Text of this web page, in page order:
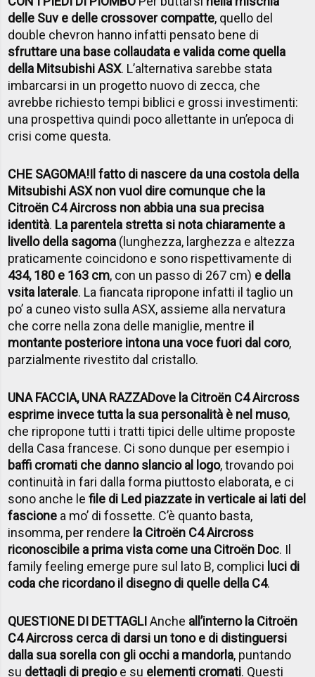
delle Suv e delle crossover compatte, quello del
double chevron hanno infatti pensato bene di
sfruttare una base collaudata e valida come quella
della Mitsubishi ASX. L’alternativa sarebbe stata
imbarcarsi in un progetto nuovo di zecca, che
avrebbe richiesto tempi biblici e grossi investimenti:
una prospettiva quindi poco allettante in un’epoca di
crisi come questa.
CHE SAGOMA!Il fatto di nascere da una costola della
Mitsubishi ASX non vuol dire comunque che la
Citroën C4 Aircross non abbia una sua precisa
identità. La parentela stretta si nota chiaramente a
livello della sagoma (lunghezza, larghezza e altezza
praticamente coincidono e sono rispettivamente di
434, 180 e 163 cm, con un passo di 267 cm) e della
vsita laterale. La fiancata ripropone infatti il taglio un
po’ a cuneo visto sulla ASX, assieme alla nervatura
che corre nella zona delle maniglie, mentre il
montante posteriore intona una voce fuori dal coro,
parzialmente rivestito dal cristallo.
UNA FACCIA, UNA RAZZADove la Citroën C4 Aircross
esprime invece tutta la sua personalità è nel muso,
che ripropone tutti i tratti tipici delle ultime proposte
della Casa francese. Ci sono dunque per esempio i
baffi cromati che danno slancio al logo, trovando poi
continuità in fari dalla forma piuttosto elaborata, e ci
sono anche lefile di Led piazzate in verticale ai lati del
fascione a mo’ di fossette. C’è quanto basta,
insomma, per rendere la Citroën C4 Aircross
riconoscibile a prima vista come una Citroën Doc. Il
family feeling emerge pure sul lato B, complici luci di
coda che ricordano il disegno di quelle della C4.
QUESTIONE DI DETTAGLIAnche all’interno la Citroën
C4 Aircross cerca di darsi un tono e di distinguersi
dalla sua sorella con gli occhi a mandorla, puntando
su dettagli di pregioe su elementi cromati. Questi